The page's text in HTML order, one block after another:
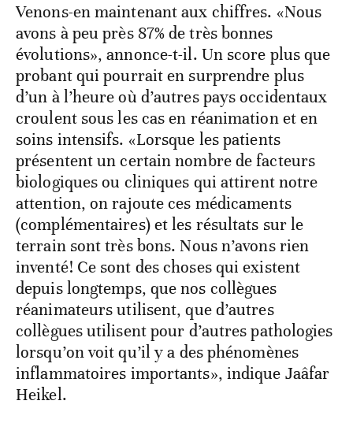
Venons-en maintenant aux chiffres. «Nous
avons à peu près 87% de très bonnes
évolutions», annonce-t-il. Un score plus que
probant qui pourrait en surprendre plus
d’un à l’heure où d’autres pays occidentaux
croulent sous les cas en réanimation et en
soins intensifs. «Lorsque les patients
présentent un certain nombre de facteurs
biologiques ou cliniques qui attirent notre
attention, on rajoute ces médicaments
(complémentaires) et les résultats sur le
terrain sont très bons. Nous n’avons rien
inventé! Ce sont des choses qui existent
depuis longtemps, que nos collègues
réanimateurs utilisent, que d’autres
collègues utilisent pour d’autres pathologies
lorsqu’on voit qu’il y a des phénomènes
inflammatoires importants», indique Jaâfar
Heikel.